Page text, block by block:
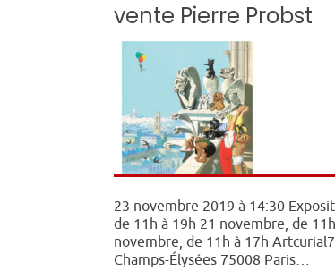
vente Pierre Probst
23 novembre 2019 à 14:30
de 11h à 19h 21 novembre, de
novembre, de 11h à 17h
Champs-Élysées 75008 Paris…